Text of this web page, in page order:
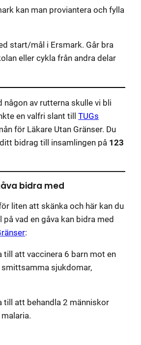
kan man proviantera och fylla
start/mål i Ersmark. Går bra
eller cykla från andra delar
någon av rutterna skulle vi bli
en valfri slant till TUGs
för Läkare Utan Gränser. Du
bidrag till insamlingen på 123
bidra med
liten att skänka och här kan du
på vad en gåva kan bidra med
:
till att vaccinera 6 barn mot en
sjukdomar,
till att behandla 2 människor